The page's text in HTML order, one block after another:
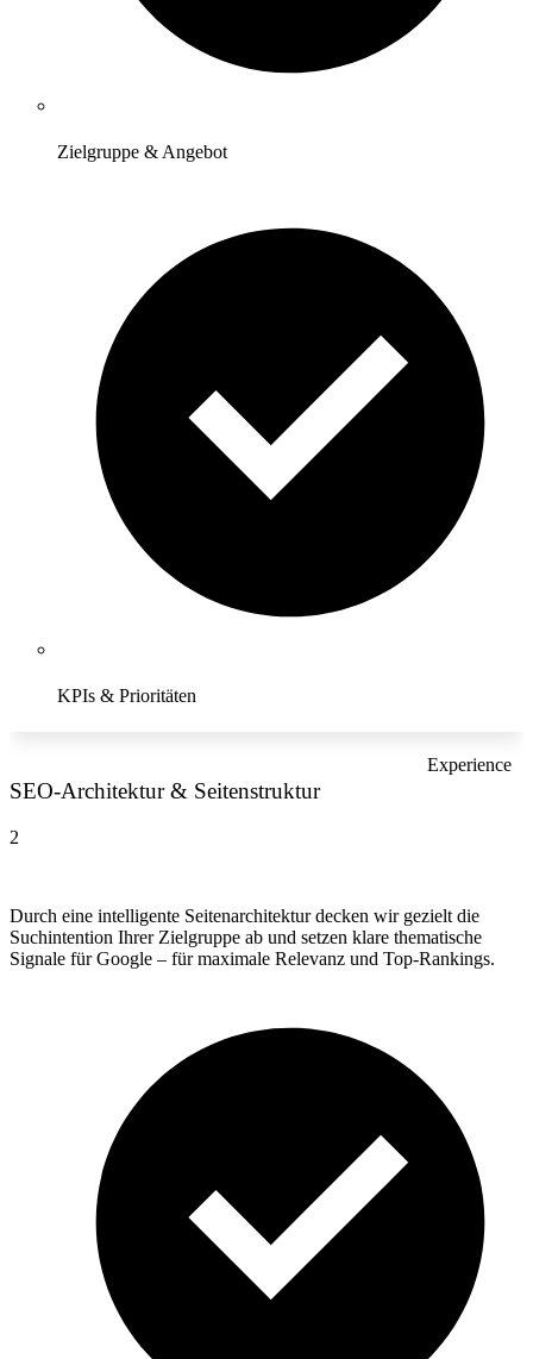
Zielgruppe & Angebot
KPIs & Prioritäten
Experience
SEO-Architektur & Seitenstruktur
2
Durch eine intelligente Seitenarchitektur decken wir gezielt die
Suchintention Ihrer Zielgruppe ab und setzen klare thematische
Signale für Google – für maximale Relevanz und Top-Rankings.